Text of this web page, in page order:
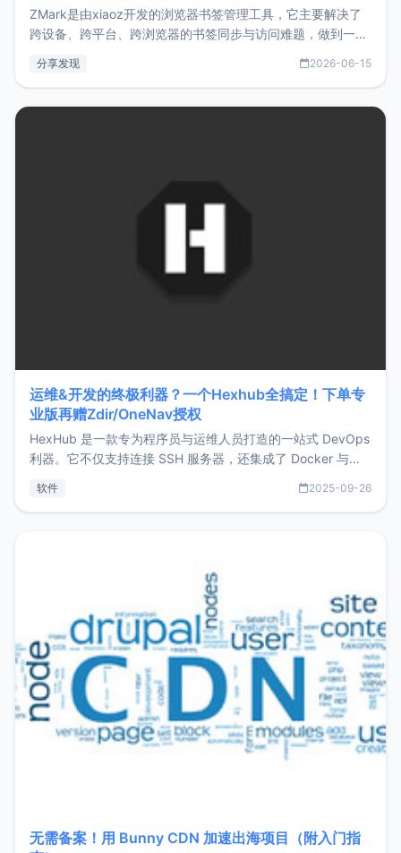
ZMark是由xiaoz开发的浏览器书签管理工具，它主要解决了
跨设备、跨平台、跨浏览器的书签同步与访问难题，做到一处
用，让管理更高效。ZMark官网地址：
分享发现 2026-06-15
运维&开发的终极利器？一个Hexhub全搞定！下单专
业版再赠Zdir/OneNav授权
HexHub 是一款专为程序员与运维人员打造的一站式 DevOps
利器。它不仅支持连接 SSH 服务器，还集成了 Docker 与常
件间频繁切换，仅凭 HexHub 即可同时搞定运维与数据库操
软件 2025-09-26
无需备案！用 Bunny CDN 加速出海项目（附入门指